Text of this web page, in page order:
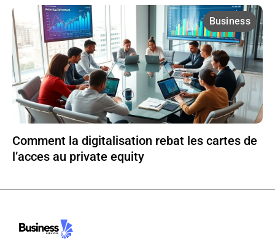
Business
Comment la digitalisation rebat les cartes de
l’acces au private equity